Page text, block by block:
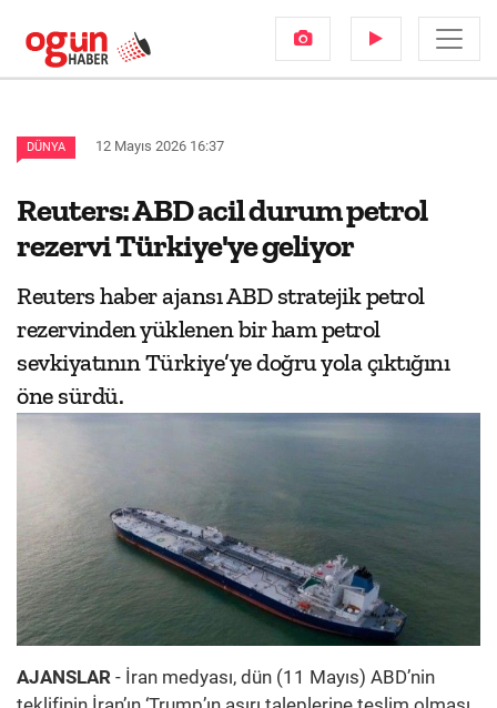
DÜNYA 12 Mayıs 2026 16:37
Reuters: ABD acil durum petrol
rezervi Türkiye'ye geliyor
Reuters haber ajansı ABD stratejik petrol
rezervinden yüklenen bir ham petrol
sevkiyatının Türkiye’ye doğru yola çıktığını
öne sürdü.
AJANSLAR - İran medyası, dün (11 Mayıs) ABD’nin